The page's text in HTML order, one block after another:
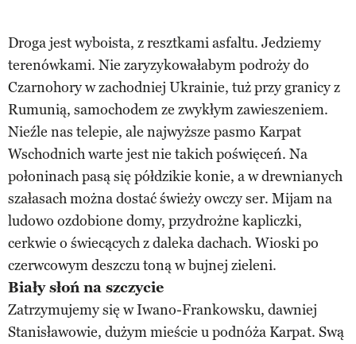
Droga jest wyboista, z resztkami asfaltu. Jedziemy
terenówkami. Nie zaryzykowałabym podroży do
Czarnohory w zachodniej Ukrainie, tuż przy granicy z
Rumunią, samochodem ze zwykłym zawieszeniem.
Nieźle nas telepie, ale najwyższe pasmo Karpat
Wschodnich warte jest nie takich poświęceń. Na
połoninach pasą się półdzikie konie, a w drewnianych
szałasach można dostać świeży owczy ser. Mijam na
ludowo ozdobione domy, przydrożne kapliczki,
cerkwie o świecących z daleka dachach. Wioski po
czerwcowym deszczu toną w bujnej zieleni.
Biały słoń na szczycie
Zatrzymujemy się w Iwano-Frankowsku, dawniej
Stanisławowie, dużym mieście u podnóża Karpat. Swą